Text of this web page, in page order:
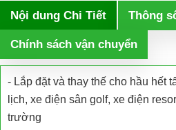
Nội dung Chi Tiết Thông
Chính sách vận chuyển
- Lắp đặt và thay thế cho hầu hết
lịch, xe điện sân golf, xe điện
trường